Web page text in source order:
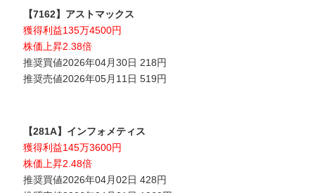
【7162】アストマックス
獲得利益135万4500円
株価上昇2.38倍
推奨買値2026年04月30日 218円
推奨売値2026年05月11日 519円
【281A】インフォメティス
獲得利益145万3600円
株価上昇2.48倍
推奨買値2026年04月02日 428円